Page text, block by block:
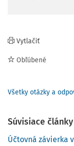
Vytlačiť
Obľúbené
Všetky otázky a
Súvisiace články
Účtovná závierka